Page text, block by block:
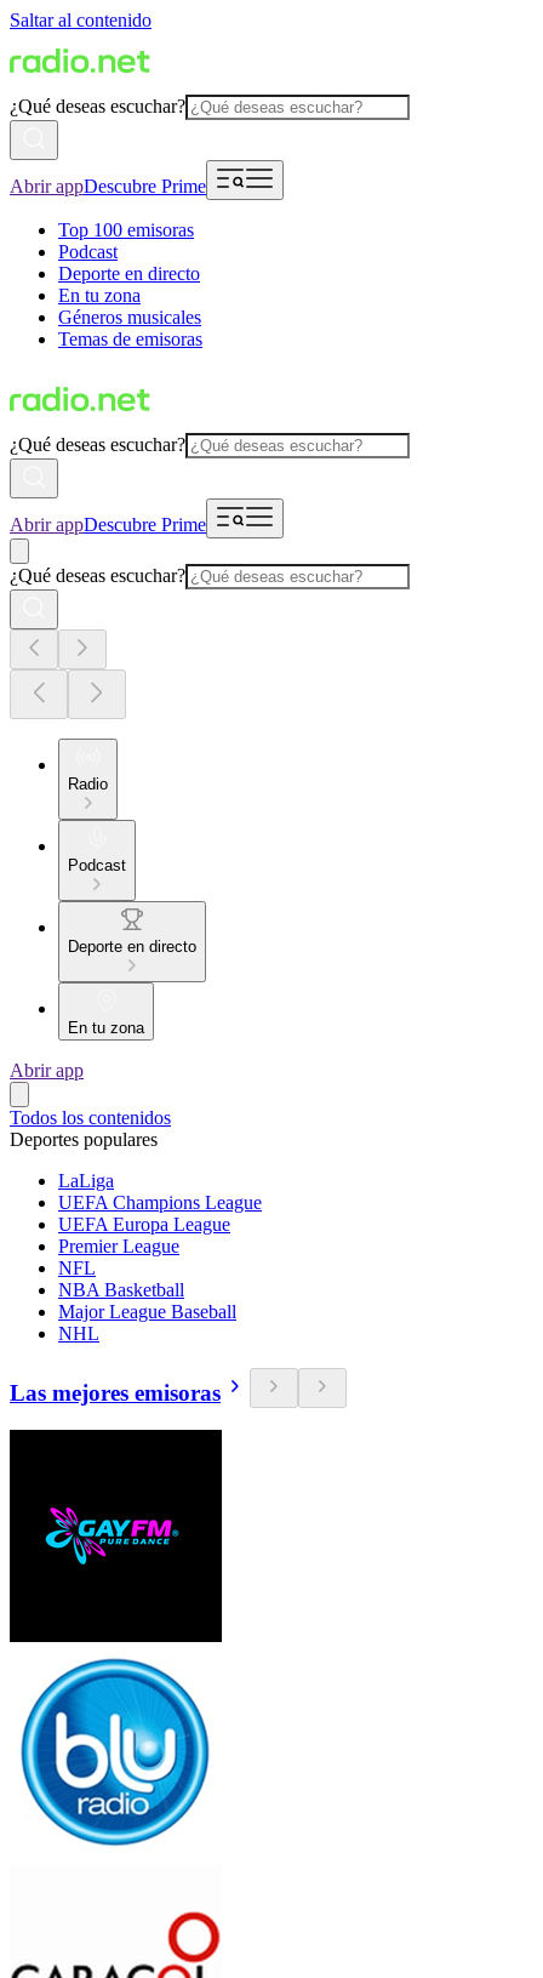
Saltar al contenido
¿Qué deseas escuchar?
Abrir appDescubre Prime
Top 100 emisoras
Podcast
Deporte en directo
En tu zona
Géneros musicales
Temas de emisoras
¿Qué deseas escuchar?
Abrir appDescubre Prime
¿Qué deseas escuchar?
Radio
Podcast
Deporte en directo
En tu zona
Abrir app
Todos los contenidos
Deportes populares
LaLiga
UEFA Champions League
UEFA Europa League
Premier League
NFL
NBA Basketball
Major League Baseball
NHL
Las mejores emisoras